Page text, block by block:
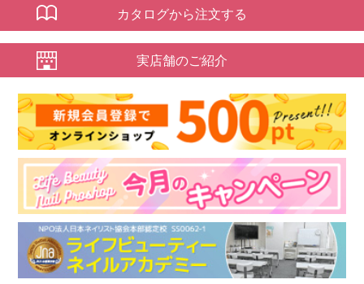
カタログから注文する
実店舗のご紹介